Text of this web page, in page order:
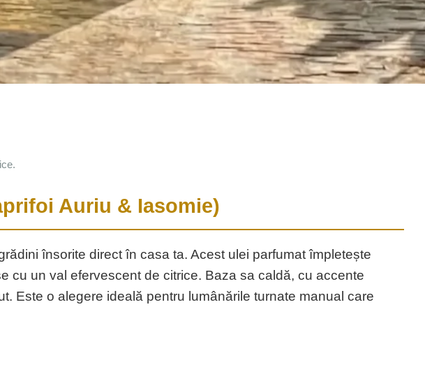
Auriu & Iasomie)
însorite direct în casa ta. Acest ulei parfumat împletește
cu un val efervescent de citrice. Baza sa caldă, cu accente
Este o alegere ideală pentru lumânările turnate manual care